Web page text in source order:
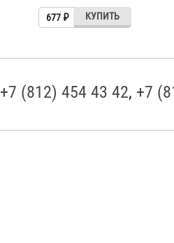
677 ₽
+7 (812) 454 43 42, +7